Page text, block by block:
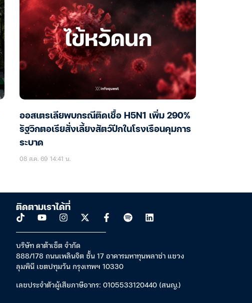
ออสเตรเลียพบกรณีติดเชื้อ H5N1 เพิ่ม 290%
รัฐวิกตอเรียสั่งเลี้ยงสัตว์ปีกในโรงเรือนคุมการ
ระบาด
08 ส.ค. 69 14:41 น.
ติดตามเราได้ที่
บริษัท ดาต้าเซ็ต จำกัด
888/178 ถนนเพลินจิต ชั้น 17 อาคารมหาทุนพลาซ่า แขวง
ลุมพินี เขตปทุมวัน กรุงเทพฯ 10330
เลขประจำตัวผู้เสียภาษีอากร: 0105533120440 (สนญ.)